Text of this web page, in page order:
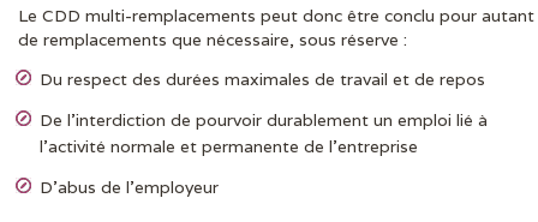
Le CDD multi-remplacements peut donc être conclu pour autant
de remplacements que nécessaire, sous réserve :
Du respect des durées maximales de travail et de repos
De l’interdiction de pourvoir durablement un emploi lié à
l’activité normale et permanente de l’entreprise
D’abus de l’employeur